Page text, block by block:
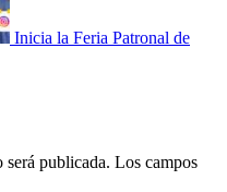
Inicia la Feria Patronal de
publicada. Los campos